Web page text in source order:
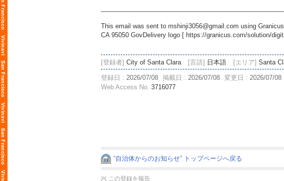
This email was sent to mshinji3056@gmail.com using
CA 95050 GovDelivery logo [ https://granicus.com/solution/
[登録者] City of Santa Clara [言語] 日本語 [エリア] Santa
登録日 : 2026/07/08 掲載日 : 2026/07/08 変更日 : 2026/07/08
Web Access No. 3716077
“自治体からのお知らせ” トップページへ戻る
この登録を報告